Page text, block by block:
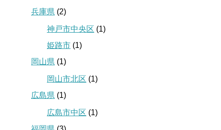
兵庫県 (2)
神戸市中央区 (1)
姫路市 (1)
岡山県 (1)
岡山市北区 (1)
広島県 (1)
広島市中区 (1)